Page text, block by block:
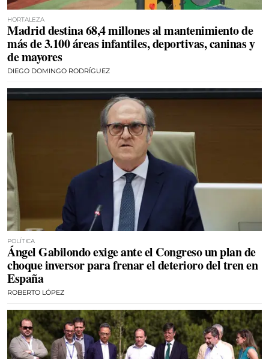
HORTALEZA
Madrid destina 68,4 millones al mantenimiento de
más de 3.100 áreas infantiles, deportivas, caninas y
de mayores
DIEGO DOMINGO RODRÍGUEZ
POLÍTICA
Ángel Gabilondo exige ante el Congreso un plan de
choque inversor para frenar el deterioro del tren en
España
ROBERTO LÓPEZ